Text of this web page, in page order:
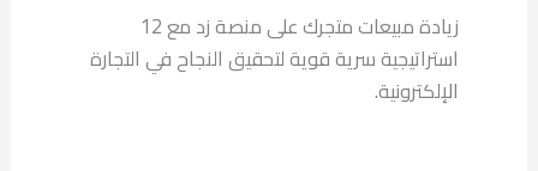
زيادة مبيعات متجرك على منصة زد مع 12
استراتيجية سرية قوية لتحقيق النجاح في التجارة
الإلكترونية.